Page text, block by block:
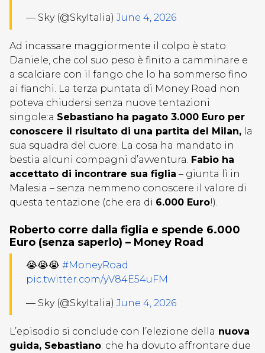
— Sky (@SkyItalia) June 4, 2026
Ad incassare maggiormente il colpo è stato
Daniele, che col suo peso è finito a camminare e
a scalciare con il fango che lo ha sommerso fino
ai fianchi. La terza puntata di Money Road non
poteva chiudersi senza nuove tentazioni
singole:a Sebastiano ha pagato 3.000 Euro per
conoscere il risultato di una partita del Milan, la
sua squadra del cuore. La cosa ha mandato in
bestia alcuni compagni d’avventura. Fabio ha
accettato di incontrare sua figlia – giunta lì in
Malesia – senza nemmeno conoscere il valore di
questa tentazione (che era di 6.000 Euro!).
Roberto corre dalla figlia e spende 6.000
Euro (senza saperlo) – Money Road
😭😭😭 #MoneyRoad
pic.twitter.com/yV84E54uFM
— Sky (@SkyItalia) June 4, 2026
L’episodio si conclude con l’elezione della nuova
guida, Sebastiano: che ha dovuto affrontare due